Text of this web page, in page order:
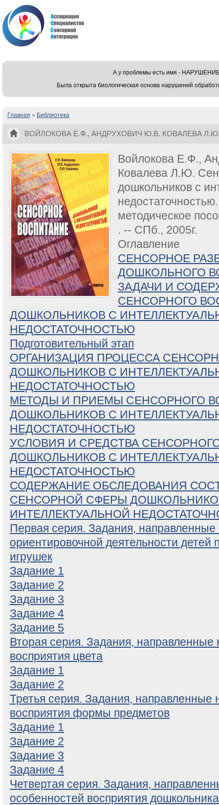
А у проблемы есть имя -
Была открыта биологическая основа нарушений
Вы здесь
Главная » Библиотека
ВОЙЛОКОВА Е.Ф., АНДРУХОВИЧ Ю.В. КОВАЛЕВА
Войлокова Е.Ф.,
Ковалева Л.Ю.
дошкольников с
методическое
. -- СПб., 2005г.
Оглавление
СЕНСОРНОЕ
ДОШКОЛЬНОГО
ЗАДАЧИ И
СЕНСОРНОГО
ДОШКОЛЬНИКОВ С
НЕДОСТАТОЧНОСТЬЮ
Подготовительный этап
ОРГАНИЗАЦИЯ ПРОЦЕССА
ДОШКОЛЬНИКОВ С
НЕДОСТАТОЧНОСТЬЮ
МЕТОДЫ И ПРИЕМЫ СЕНСОРНОГО
ДОШКОЛЬНИКОВ С
НЕДОСТАТОЧНОСТЬЮ
УСЛОВИЯ И СРЕДСТВА
ДОШКОЛЬНИКОВ С
НЕДОСТАТОЧНОСТЬЮ
СОДЕРЖАНИЕ ОБСЛЕДОВАНИЯ
СЕНСОРНОЙ СФЕРЫ
ИНТЕЛЛЕКТУАЛЬНОЙ
Первая серия. Задания, направленные
ориентировочной деятельности детей
игрушек
Задание 1
Задание 2
Задание 3
Задание 4
Задание 5
Вторая серия. Задания, направленные
восприятия цвета
Задание 1
Задание 2
Третья серия. Задания, направленные
восприятия формы предметов
Задание 1
Задание 2
Задание 3
Задание 4
Четвертая серия. Задания,
особенностей восприятия